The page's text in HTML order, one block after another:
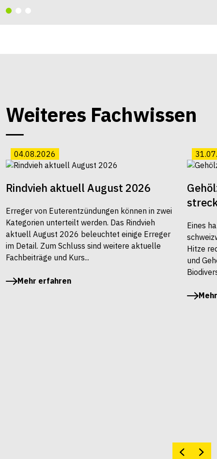
Weiteres Fachwissen
04.08.2026
Rindvieh aktuell August 2026
Erreger von Euterentzündungen können in zwei
Kategorien unterteilt werden. Das Rindvieh
aktuell August 2026 beleuchtet einige Erreger
im Detail. Zum Schluss sind weitere aktuelle
Fachbeiträge und Kurs...
Mehr erfahren
Eines
Hitze
und